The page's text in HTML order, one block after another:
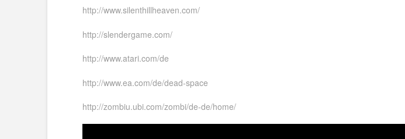
http://www.silenthillheaven.com/
http://slendergame.com/
http://www.atari.com/de
http://www.ea.com/de/dead-space
http://zombiu.ubi.com/zombi/de-de/home/